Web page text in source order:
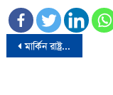
Post
মার্কিন রাষ্ট্রদূত পিটার হাসের বিদায়